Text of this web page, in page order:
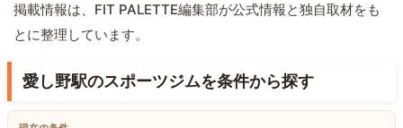
掲載情報は、FIT PALETTE編集部が公式情報と独自取材をも
とに整理しています。
愛し野駅のスポーツジムを条件から探す